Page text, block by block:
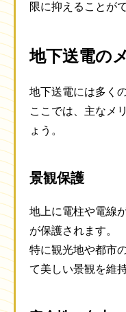
限に抑えることが
地下送電の
地下送電には多く
ここでは、主なメ
ょう。
景観保護
地上に電柱や電線
が保護されます。
特に観光地や都市
て美しい景観を維